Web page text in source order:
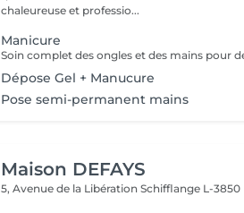
chaleureuse et professio...
Manicure
Dépose Gel + Manucure
Pose semi-permanent mains
Maison DEFAYS
5, Avenue de la LibérationSchifflange L-3850